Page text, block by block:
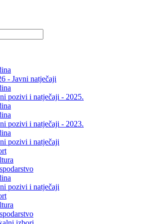
- Javni natječaji
pozivi i natječaji - 2025.
pozivi i natječaji - 2023.
pozivi i natječaji
pozivi i natječaji